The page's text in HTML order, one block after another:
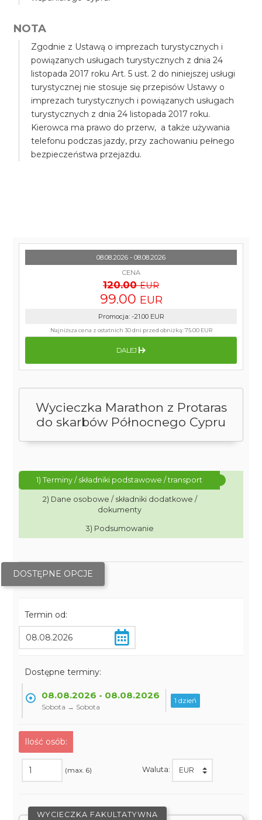
NOTA
Zgodnie z Ustawą o imprezach turystycznych i
powiązanych usługach turystycznych z dnia 24
listopada 2017 roku Art. 5 ust. 2 do niniejszej usługi
turystycznej nie stosuje się przepisów Ustawy o
imprezach turystycznych i powiązanych usługach
turystycznych z dnia 24 listopada 2017 roku.
Kierowca ma prawo do przerw, a także używania
telefonu podczas jazdy, przy zachowaniu pełnego
bezpieczeństwa przejazdu.
Wycieczka Marathon z Protaras
do skarbów Północnego Cypru
1) Terminy / składniki podstawowe / transport
2) Dane osobowe / składniki dodatkowe /
dokumenty
3) Podsumowanie
DOSTĘPNE OPCJE
Termin od:
Dostępne terminy:
08.08.2026 - 08.08.2026
Sobota → Sobota
1 dzień
Ilość osób:
(max. 6) Waluta:
WYCIECZKA FAKULTATYWNA
08.08.2026 - 08.08.2026
CENA
120.00 EUR
99.00 EUR
Promocja: -21.00 EUR
Najniższa cena z ostatnich 30 dni przed obniżką:75.00 EUR
DALEJ